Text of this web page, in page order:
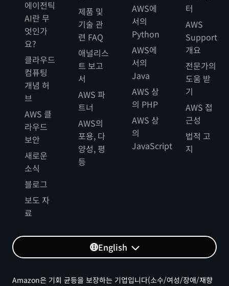
에이전틱
AI란 무
엇인가
요?
클라우드
컴퓨팅
개념 허
브
AWS 클
라우드
보안
새로운
소식
블로그
보도 자
료
제품 및
기술 관
련 FAQ
애널리스
트 보고
서
AWS 파
트너
AWS의
포용, 다
양성, 평
등
AWS에
서의
Python
AWS에
서의
Java
AWS 상
의 PHP
AWS 상
의
JavaScript
터
AWS
Support
개요
전문가의
도움 받
기
AWS 접
근성
법적 고
지
English
Amazon은 기회 균등을 보장하는 기업입니다(소수/여성/장애/재향